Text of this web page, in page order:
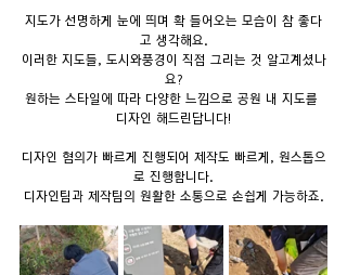
지도가 선명하게 눈에 띄며 확 들어오는 모습이 참 좋다
고 생각해요.
이러한 지도들, 도시와풍경이 직접 그리는 것 알고계셨나
요?
원하는 스타일에 따라 다양한 느낌으로 공원 내 지도를
디자인 해드린답니다!
디자인 협의가 빠르게 진행되어 제작도 빠르게, 원스톱으
로 진행합니다.
디자인팀과 제작팀의 원활한 소통으로 손쉽게 가능하죠.